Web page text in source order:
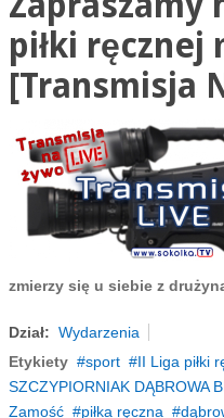
piłki ręcznej
[Transmisja
zmierzy się u siebie z
Dział: Wydarzenia
Etykiety
sport II Liga piłki
SZCZYPIORNIAK DĄBROWA
Zamość
piłka ręczna